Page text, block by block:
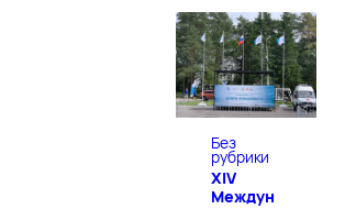
Без
рубрики
XIV
Междун